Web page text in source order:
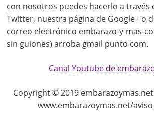
con nosotros puedes hacerlo a través
Twitter, nuestra página de Google+ o
correo electrónico embarazo-y-mas-
sin guiones) arroba gmail punto com.
Canal Youtube de
Copyright © 2019 embarazoymas.net
www.embarazoymas.net/